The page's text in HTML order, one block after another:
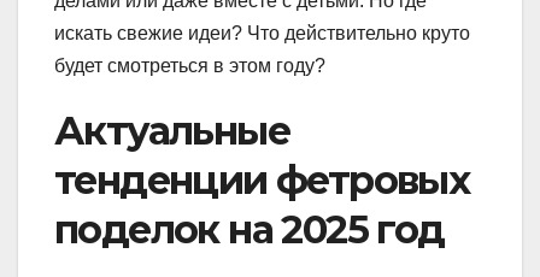
искать свежие идеи? Что действительно круто
будет смотреться в этом году?
Актуальные
тенденции фетровых
поделок на 2025 год